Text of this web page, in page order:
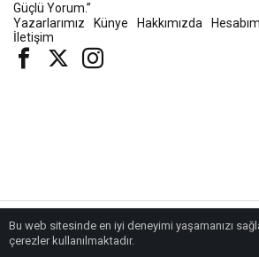
Bu web sitesinde en iyi deneyimi yaşamanızı
çerezler kullanılmaktadır.
Güçlü Yorum.”
Yazarlarımız
Künye Hakkımızda Hesabım
İletişim
Anasayfa